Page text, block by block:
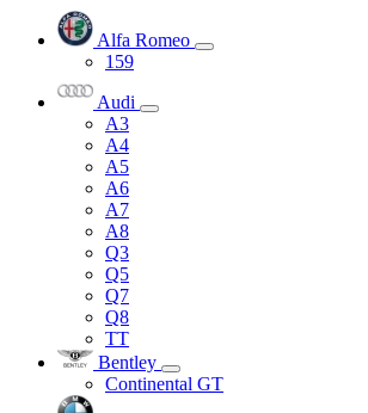
Alfa Romeo
159
Audi
A3
A4
A5
A6
A7
A8
Q3
Q5
Q7
Q8
TT
Bentley
Continental GT